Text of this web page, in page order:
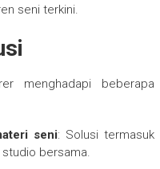
seni terkini.
menghadapi beberapa
seni: Solusi termasuk
bersama.